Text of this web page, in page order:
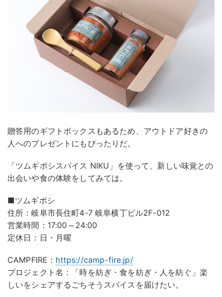
贈答用のギフトボックスもあるため、アウトドア好きの
人へのプレゼントにもぴったりだ。
「ツムギボシスパイス NIKU」を使って、新しい味覚との
出会いや食の体験をしてみては。
■ツムギボシ
住所：岐阜市長住町4-7 岐阜横丁ビル2F-012
営業時間：17:00～24:00
定休日：日・月曜
CAMPFIRE： https://camp-fire.jp/
プロジェクト名：「時を紡ぎ・食を紡ぎ・人を紡ぐ」楽
しいをシェアするごちそうスパイスを届けたい。